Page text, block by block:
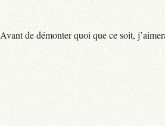
de démonter quoi que ce soit,